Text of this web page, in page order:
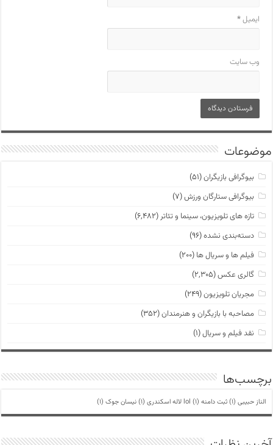
ایمیل*
وب‌ سایت
موضوعات
بیوگرافی بازیگران(۵۱)
بیوگرافی ستارگان ورزش(۷)
تازه های تلویزیون، سینما و تئاتر (۶,۴۸۲)
دسته‌بندی نشده(۹۶)
فیلم ها و سریال ها (۲۰۰)
گالری عکس(۲,۳۰۵)
مجریان تلویزیون(۲۴۹)
مصاحبه با بازیگران و هنرمندان(۳۵۲)
نقد فیلم و سریال(۱)
برچسب‌ها
الناز حبیبی (1) ثبت دامنه lol (1) لاله اسکندری (1) نیسان جوک (1)